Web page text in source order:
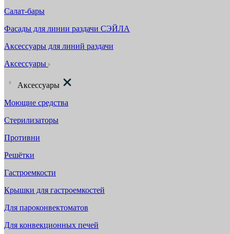
Салат-бары
Фасады для линии раздачи СЭЙЛА
Аксессуары для линий раздачи
Аксессуары
Аксессуары
Моющие средства
Стерилизаторы
Противни
Решётки
Гастроемкости
Крышки для гастроемкостей
Для пароконвектоматов
Для конвекционных печей